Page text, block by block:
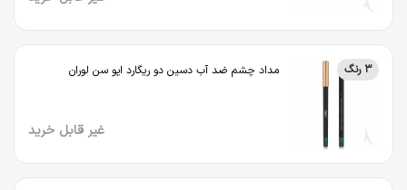
3 رنگ مداد چشم ضد آب دسین دو ریگارد ایو سن لوران
غیر قابل خرید